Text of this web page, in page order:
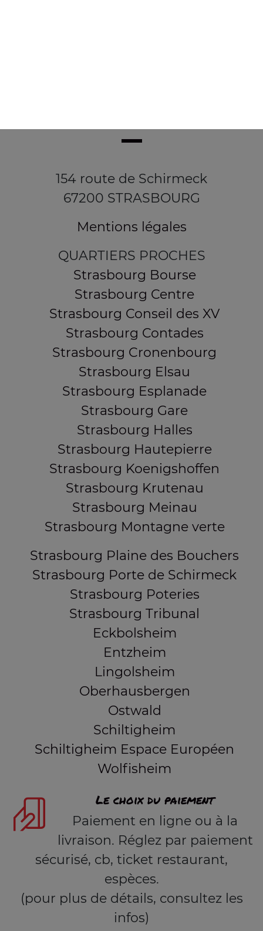
154 route de Schirmeck
67200 STRASBOURG
Mentions légales
QUARTIERS PROCHES
Strasbourg Bourse
Strasbourg Centre
Strasbourg Conseil des XV
Strasbourg Contades
Strasbourg Cronenbourg
Strasbourg Elsau
Strasbourg Esplanade
Strasbourg Gare
Strasbourg Halles
Strasbourg Hautepierre
Strasbourg Koenigshoffen
Strasbourg Krutenau
Strasbourg Meinau
Strasbourg Montagne verte
Strasbourg Plaine des Bouchers
Strasbourg Porte de Schirmeck
Strasbourg Poteries
Strasbourg Tribunal
Eckbolsheim
Entzheim
Lingolsheim
Oberhausbergen
Ostwald
Schiltigheim
Schiltigheim Espace Européen
Wolfisheim
Le choix du paiement
Paiement en ligne ou à la
livraison. Réglez par paiement
sécurisé, cb, ticket restaurant,
espèces.
(pour plus de détails, consultez les
infos)